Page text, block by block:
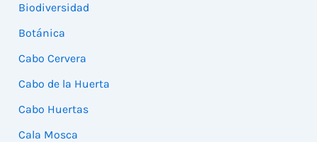
Biodiversidad
Botánica
Cabo Cervera
Cabo de la Huerta
Cabo Huertas
Cala Mosca